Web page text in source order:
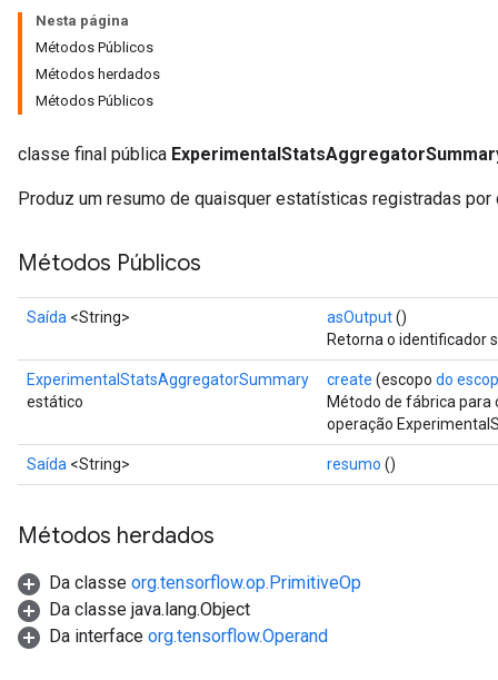
Nesta página
Métodos Públicos
Métodos herdados
Métodos Públicos
classe final pública
Produz um resumo de quaisquer estatísticas registradas
Métodos Públicos
Saída <String> asOutput()
Retorna o identificador
ExperimentalStatsAggregatorSummary
estático
create (escopo do
Método de fábrica para
operação
Saída <String> resumo ()
Métodos herdados
Da classe org.tensorflow.op.PrimitiveOp
Da classe java.lang.Object
Da interface org.tensorflow.Operand